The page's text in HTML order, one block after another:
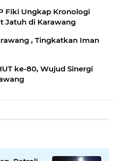
Fiki Ungkap Kronologi
Jatuh di Karawang
, Tingkatkan Iman
ke-80, Wujud Sinergi